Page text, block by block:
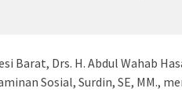
Barat, Drs. H. Abdul Wahab
Sosial, Surdin, SE, MM.,